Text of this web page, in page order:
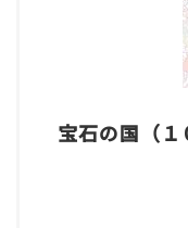
宝石の国（